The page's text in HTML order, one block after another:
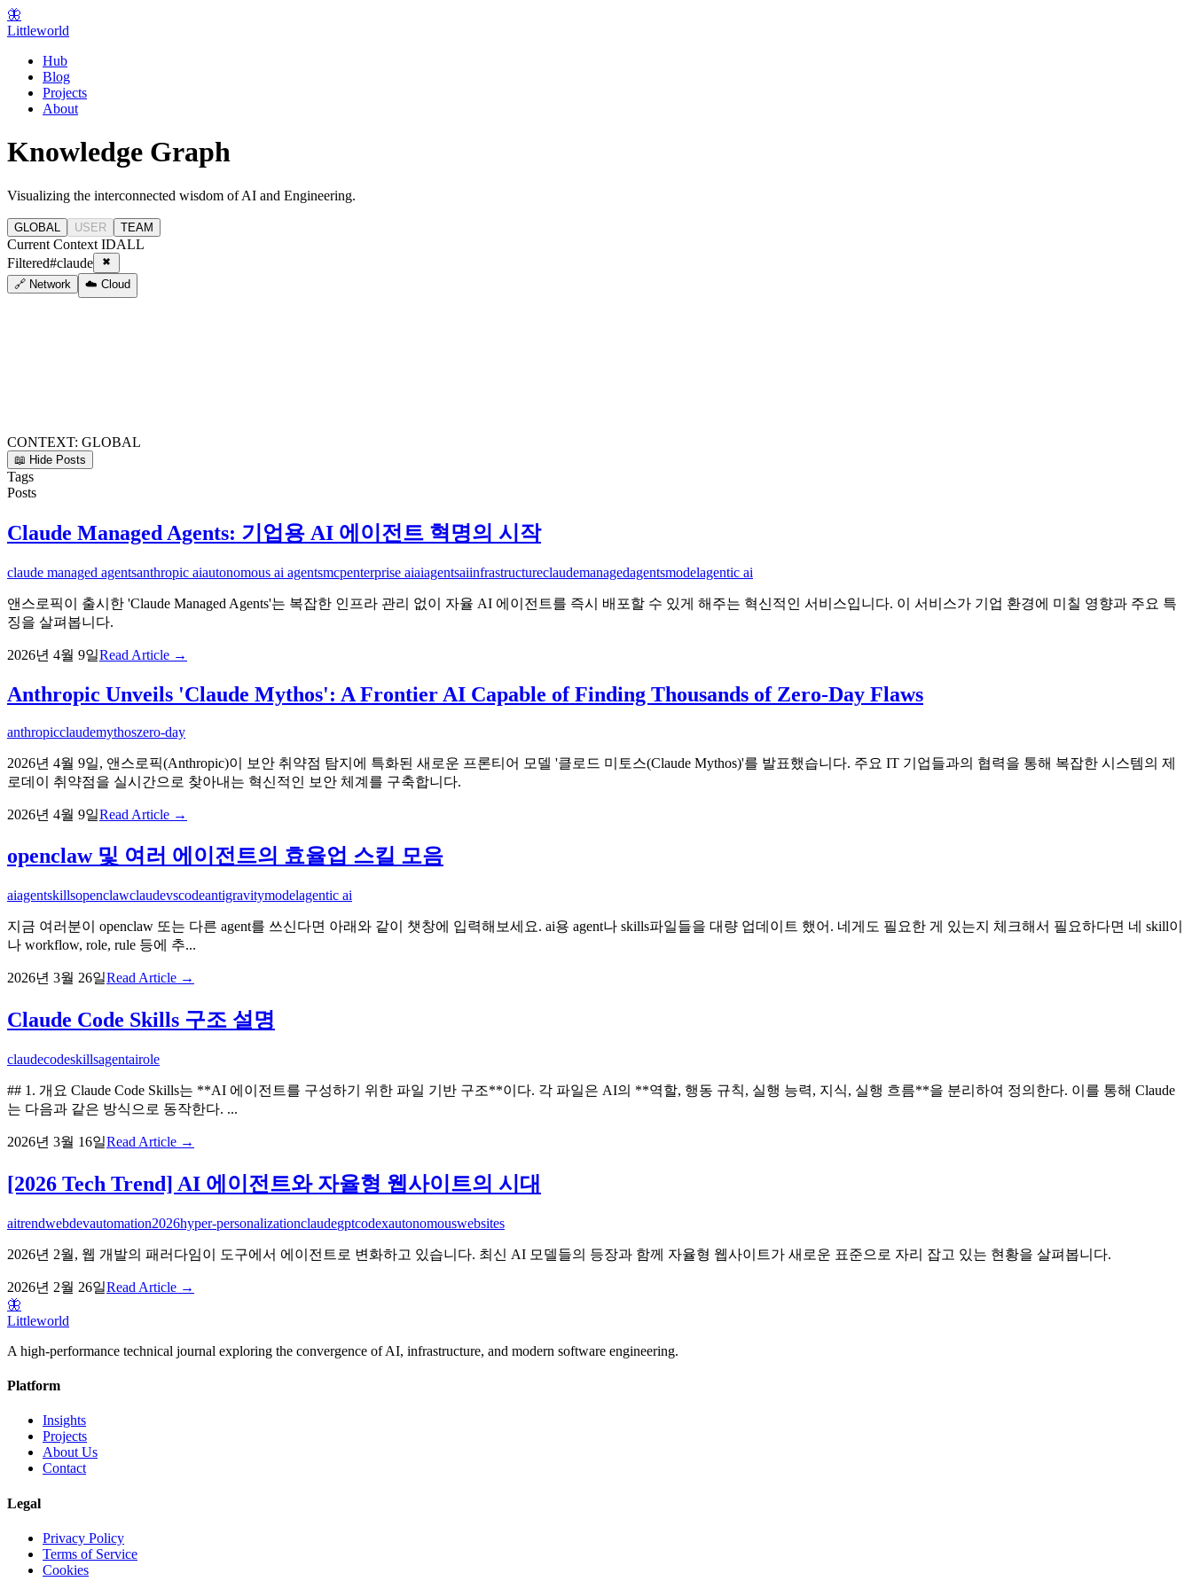
🦋
Littleworld
Hub
Blog
Projects
About
Knowledge Graph
Visualizing the interconnected wisdom of AI and Engineering.
GLOBAL USER TEAM
Current Context IDALL
Filtered#claude
🔗 Network ☁️ Cloud
CONTEXT: GLOBAL
📖 Hide Posts
Tags
Posts
Claude Managed Agents: 기업용 AI 에이전트 혁명의 시작
claude managed agentsanthropic aiautonomous ai agentsmcpenterprise aiaiagentsaiinfrastructureclaudemanagedagentsmodelagentic ai
앤스로픽이 출시한 'Claude Managed Agents'는 복잡한 인프라 관리 없이 자율 AI 에이전트를 즉시 배포할 수 있게 해주는 혁신적인 서비스입니다. 이 서비스가 기업 환경에 미칠 영향과 주요 특
징을 살펴봅니다.
2026년 4월 9일Read Article →
Anthropic Unveils 'Claude Mythos': A Frontier AI Capable of Finding Thousands of Zero-Day Flaws
anthropicclaudemythoszero-day
2026년 4월 9일, 앤스로픽(Anthropic)이 보안 취약점 탐지에 특화된 새로운 프론티어 모델 '클로드 미토스(Claude Mythos)'를 발표했습니다. 주요 IT 기업들과의 협력을 통해 복잡한 시스템의 제
로데이 취약점을 실시간으로 찾아내는 혁신적인 보안 체계를 구축합니다.
2026년 4월 9일Read Article →
openclaw 및 여러 에이전트의 효율업 스킬 모음
aiagentskillsopenclawclaudevscodeantigravitymodelagentic ai
지금 여러분이 openclaw 또는 다른 agent를 쓰신다면 아래와 같이 챗창에 입력해보세요. ai용 agent나 skills파일들을 대량 업데이트 했어. 네게도 필요한 게 있는지 체크해서 필요하다면 네 skill이
나 workflow, role, rule 등에 추...
2026년 3월 26일Read Article →
Claude Code Skills 구조 설명
claudecodeskillsagentairole
## 1. 개요 Claude Code Skills는 **AI 에이전트를 구성하기 위한 파일 기반 구조**이다. 각 파일은 AI의 **역할, 행동 규칙, 실행 능력, 지식, 실행 흐름**을 분리하여 정의한다. 이를 통해 Claude
는 다음과 같은 방식으로 동작한다. ...
2026년 3월 16일Read Article →
[2026 Tech Trend] AI 에이전트와 자율형 웹사이트의 시대
aitrendwebdevautomation2026hyper-personalizationclaudegptcodexautonomouswebsites
2026년 2월, 웹 개발의 패러다임이 도구에서 에이전트로 변화하고 있습니다. 최신 AI 모델들의 등장과 함께 자율형 웹사이트가 새로운 표준으로 자리 잡고 있는 현황을 살펴봅니다.
2026년 2월 26일Read Article →
🦋
Littleworld
A high-performance technical journal exploring the convergence of AI, infrastructure, and modern software engineering.
Platform
Insights
Projects
About Us
Contact
Legal
Privacy Policy
Terms of Service
Cookies